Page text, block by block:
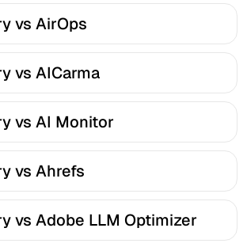
vs AirOps
vs AICarma
vs AI Monitor
vs Ahrefs
vs Adobe LLM Optimizer